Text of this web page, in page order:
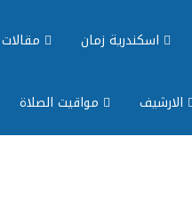
اسكندرية زمان مقالات
الارشيف مواقيت الصلاة